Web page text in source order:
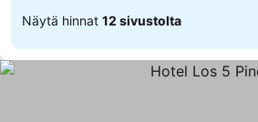
Näytä hinnat 12 sivustolta